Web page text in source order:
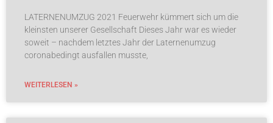
LATERNENUMZUG 2021 Feuerwehr kümmert sich um die
kleinsten unserer Gesellschaft Dieses Jahr war es wieder
soweit – nachdem letztes Jahr der Laternenumzug
coronabedingt ausfallen musste,
WEITERLESEN »